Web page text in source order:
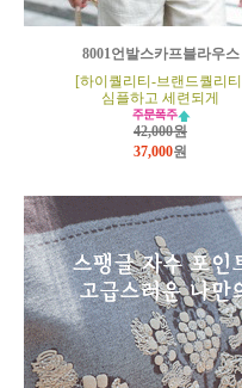
8001언발스카프블라우스
[하이퀄리티-브랜드퀄리
심플하고 세련되게
42,000원
37,000원